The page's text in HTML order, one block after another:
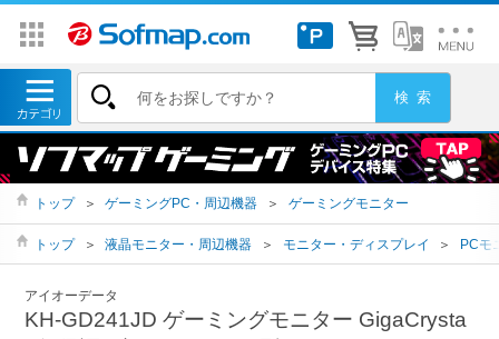
トップ ＞ ゲーミングPC・周辺機器 ＞ ゲーミングモニター
トップ ＞ 液晶モニター・周辺機器 ＞ モニター・ディスプレイ ＞ PCモ
アイオーデータ
KH-GD241JD ゲーミングモニター GigaCrysta